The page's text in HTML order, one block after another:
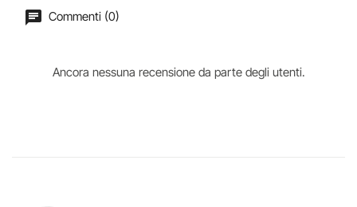
Commenti (0)
Ancora nessuna recensione da parte degli utenti.